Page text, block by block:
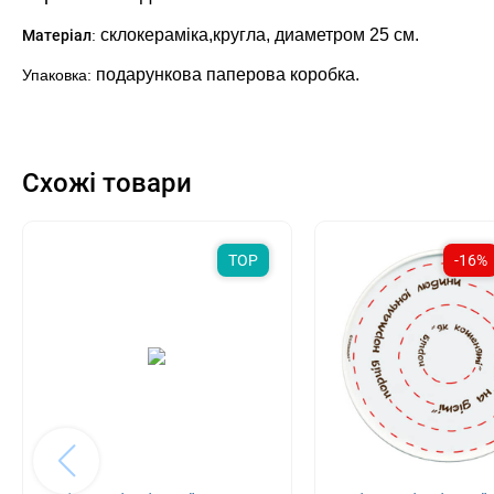
Матеріал: склокераміка,кругла, диаметром 25 см.
Упаковка: подарункова паперова коробка.
Схожі товари
TOP -16%